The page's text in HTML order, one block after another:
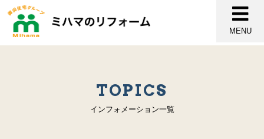
MENU
TOPICS
インフォメーション一覧